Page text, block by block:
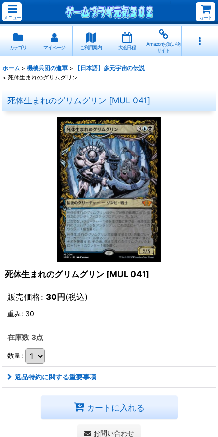
メニュー カート
カテゴリ マイページ ご利用案内 大会日程
Amazonお買い物
サイト
ホーム > 機械兵団の進軍 >
【日本語】多元宇宙の伝説
> 死体生まれのグリムグリン
死体生まれのグリムグリン [MUL 041]
死体生まれのグリムグリン [MUL 041]
販売価格: 30円(税込)
重み: 30
在庫数 3点
数量:
返品特約に関する重要事項
カートに入れる
お問い合わせ